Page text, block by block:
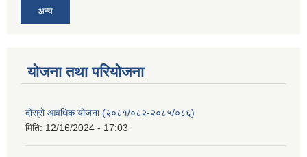
अन्य
योजना तथा परियोजना
दोस्रो आवधिक योजना (२०८१/०८२-२०८५/०८६)
मिति: 12/16/2024 - 17:03